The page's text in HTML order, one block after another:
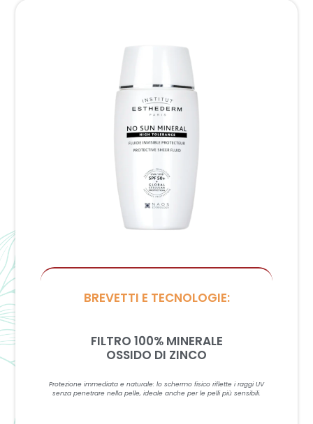
BREVETTI E TECNOLOGIE:
FILTRO 100% MINERALE
OSSIDO DI ZINCO
Protezione immediata e naturale: lo schermo fisico riflette i raggi UV
senza penetrare nella pelle, ideale anche per le pelli più sensibili.